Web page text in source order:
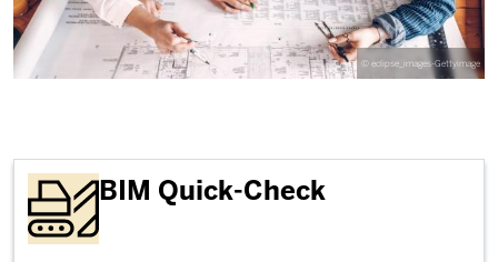
©eclipse_images-Gettyimage
BIM Quick-Check